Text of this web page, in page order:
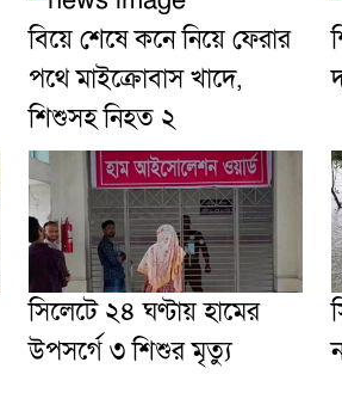
বিয়ে শেষে কনে নিয়ে ফেরার
পথে মাইক্রোবাস খাদে,
শিশুসহ নিহত ২
সিলেটে ২৪ ঘণ্টায় হামের
উপসর্গে ৩ শিশুর মৃত্যু